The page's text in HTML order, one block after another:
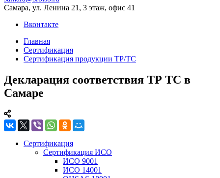
Самара, ул. Ленина 21, 3 этаж, офис 41
Вконтакте
Главная
Сертификация
Сертификация продукции ТР/ТС
Декларация соответствия ТР ТС в
Самаре
Сертификация
Сертификация ИСО
ИСО 9001
ИСО 14001